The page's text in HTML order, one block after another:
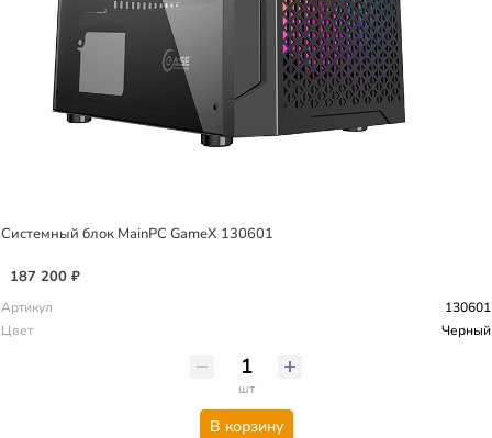
Системный блок MainPC GameX 130601
187 200 ₽
Артикул
130601
Цвет
Черный
шт
В корзину